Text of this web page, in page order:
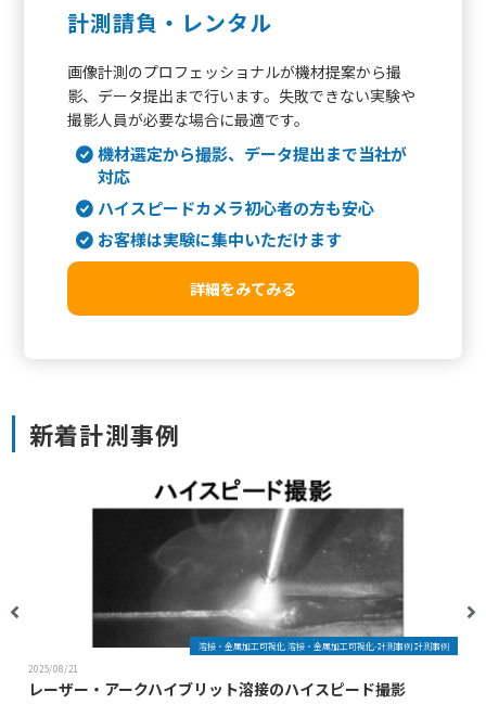
計測請負・レンタル
画像計測のプロフェッショナルが機材提案から撮
影、データ提出まで行います。失敗できない実験や
撮影人員が必要な場合に最適です。
機材選定から撮影、データ提出まで当社が
対応
ハイスピードカメラ初心者の方も安心
お客様は実験に集中いただけます
詳細をみてみる
新着計測事例
2025/08/21
レーザー・アークハイブリット溶接のハイスピード撮影
溶接・金属加工可視化 溶接・金属加工可視化-計測事例 計測事例